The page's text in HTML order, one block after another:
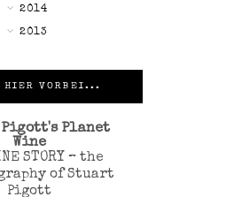
►2014
►2013
HIER VORBEI...
Planet
Wine
STORY – the
of Stuart
Pigott